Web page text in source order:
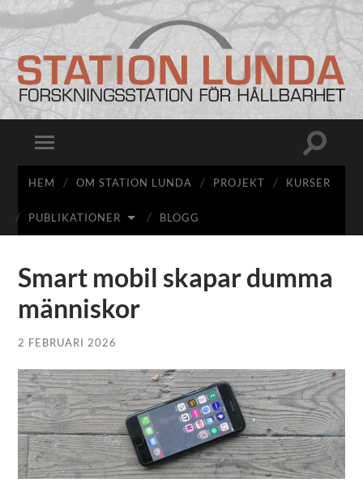
Station
Lunda
Slå
på/av
mobilmeny
Slå
HEM OM STATION LUNDA PROJEKT KURSER
PUBLIKATIONER BLOGG
Smart mobil skapar dumma
människor
2 FEBRUARI 2026